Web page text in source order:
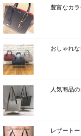
豊富なカ
おしゃれ
人気商品
レザート